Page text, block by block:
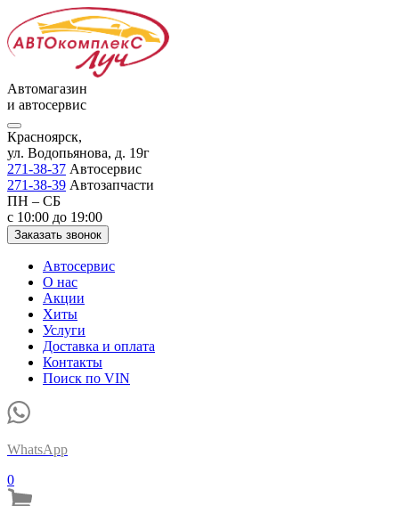
Автомагазин
и автосервис
Красноярск,
ул. Водопьянова, д. 19г
271-38-37 Автосервис
271-38-39 Автозапчасти
ПН – СБ
с 10:00 до 19:00
Заказать звонок
Автосервис
О нас
Акции
Хиты
Услуги
Доставка и оплата
Контакты
Поиск по VIN
WhatsApp
0